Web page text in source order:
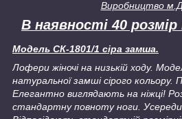
Виробництво
В наявності 40
Модель СК-1801/1 сіра замша.
Лофери жіночі на низькій ходу.
натуральної замші сірого кольору.
Елегантно виглядають на ніжці!
стандартну повноту ноги.